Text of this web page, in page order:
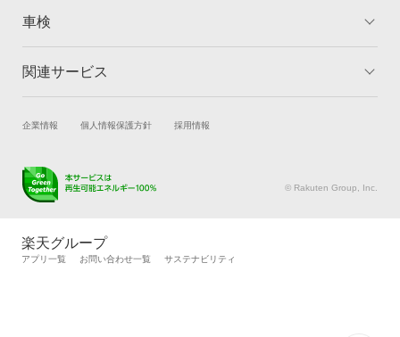
鶴ヶ島市
所沢市
蓮田市
飯能市
車検
トップ
車検の基礎知識 キャンペーン一覧
関連サービス
試乗・商談 新車購入
キズ修理予約
メンテナンス管理
タイヤ交換サービス
自動車カタログ 自動車保険
企業情報 個人情報保護方針 採用情報
© Rakuten Group, Inc.
楽天グループ
アプリ一覧 お問い合わせ一覧 サステナビリティ